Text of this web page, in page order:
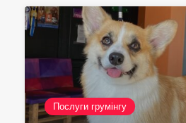
Послуги грумінгу